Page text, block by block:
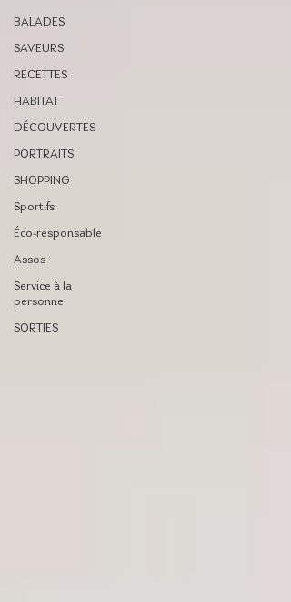
BALADES
SAVEURS
RECETTES
HABITAT
DÉCOUVERTES
PORTRAITS
SHOPPING
Sportifs
Éco-responsable
Assos
Service à la
personne
SORTIES